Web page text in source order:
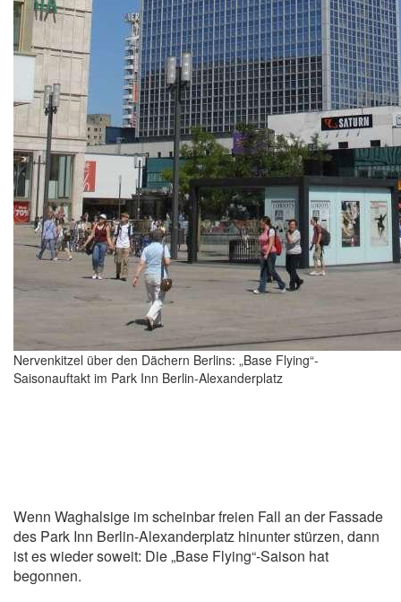
Nervenkitzel über den Dächern Berlins: „Base Flying“-
Saisonauftakt im Park Inn Berlin-Alexanderplatz
Wenn Waghalsige im scheinbar freien Fall an der Fassade
des Park Inn Berlin-Alexanderplatz hinunter stürzen, dann
ist es wieder soweit: Die „Base Flying“-Saison hat
begonnen.